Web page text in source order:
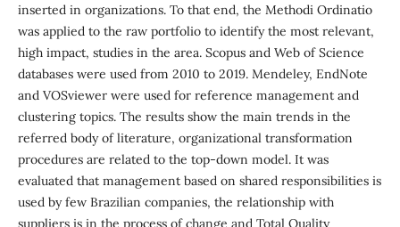
inserted in organizations. To that end, the Methodi Ordinatio
was applied to the raw portfolio to identify the most relevant,
high impact, studies in the area. Scopus and Web of Science
databases were used from 2010 to 2019. Mendeley, EndNote
and VOSviewer were used for reference management and
clustering topics. The results show the main trends in the
referred body of literature, organizational transformation
procedures are related to the top-down model. It was
evaluated that management based on shared responsibilities is
used by few Brazilian companies, the relationship with
suppliers is in the process of change and Total Quality